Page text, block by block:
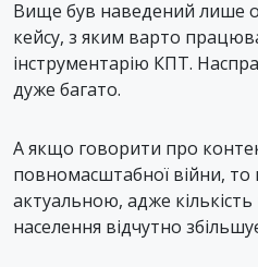
Вище був наведений лише
кейсу, з яким варто
інструментарію КПТ.
дуже багато.
А якщо говорити про
повномасштабної війни, то
актуальною, адже
населення відчутно